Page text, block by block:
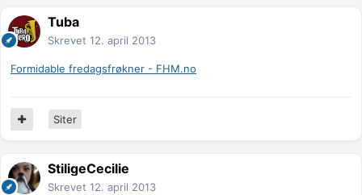
Tuba
Skrevet 12. april 2013
Formidable fredagsfrøkner - FHM.no
Siter
StiligeCecilie
Skrevet 12. april 2013